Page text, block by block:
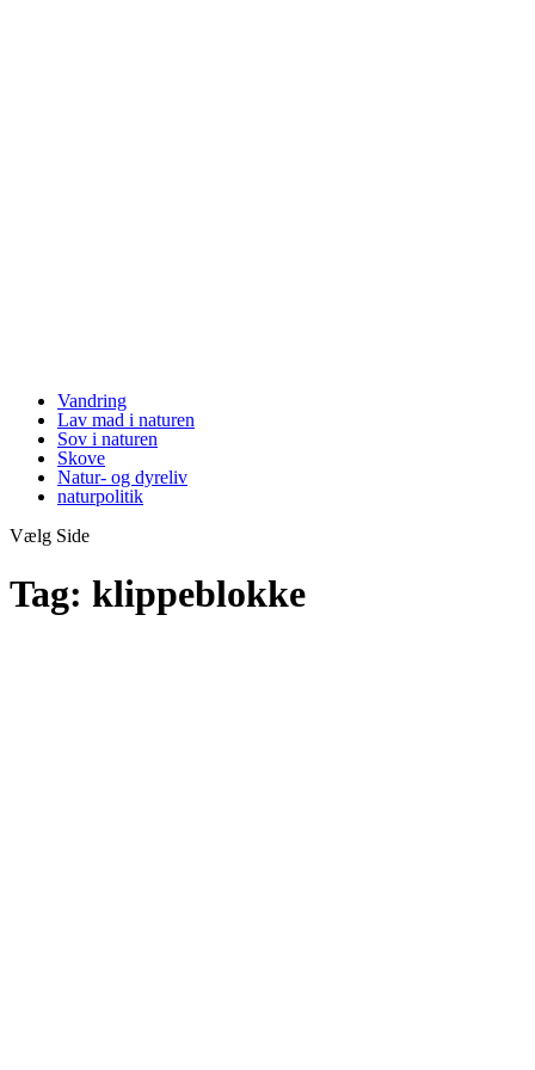
Vandring
Lav mad i naturen
Sov i naturen
Skove
Natur- og dyreliv
naturpolitik
Vælg Side
Tag: klippeblokke